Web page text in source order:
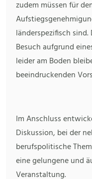
zudem müssen für
länderspezifisch
Besuch aufgrund
leider am Boden
beeindruckenden
Im Anschluss
Diskussion, bei der
berufspolitische
eine gelungene und
Veranstaltung.